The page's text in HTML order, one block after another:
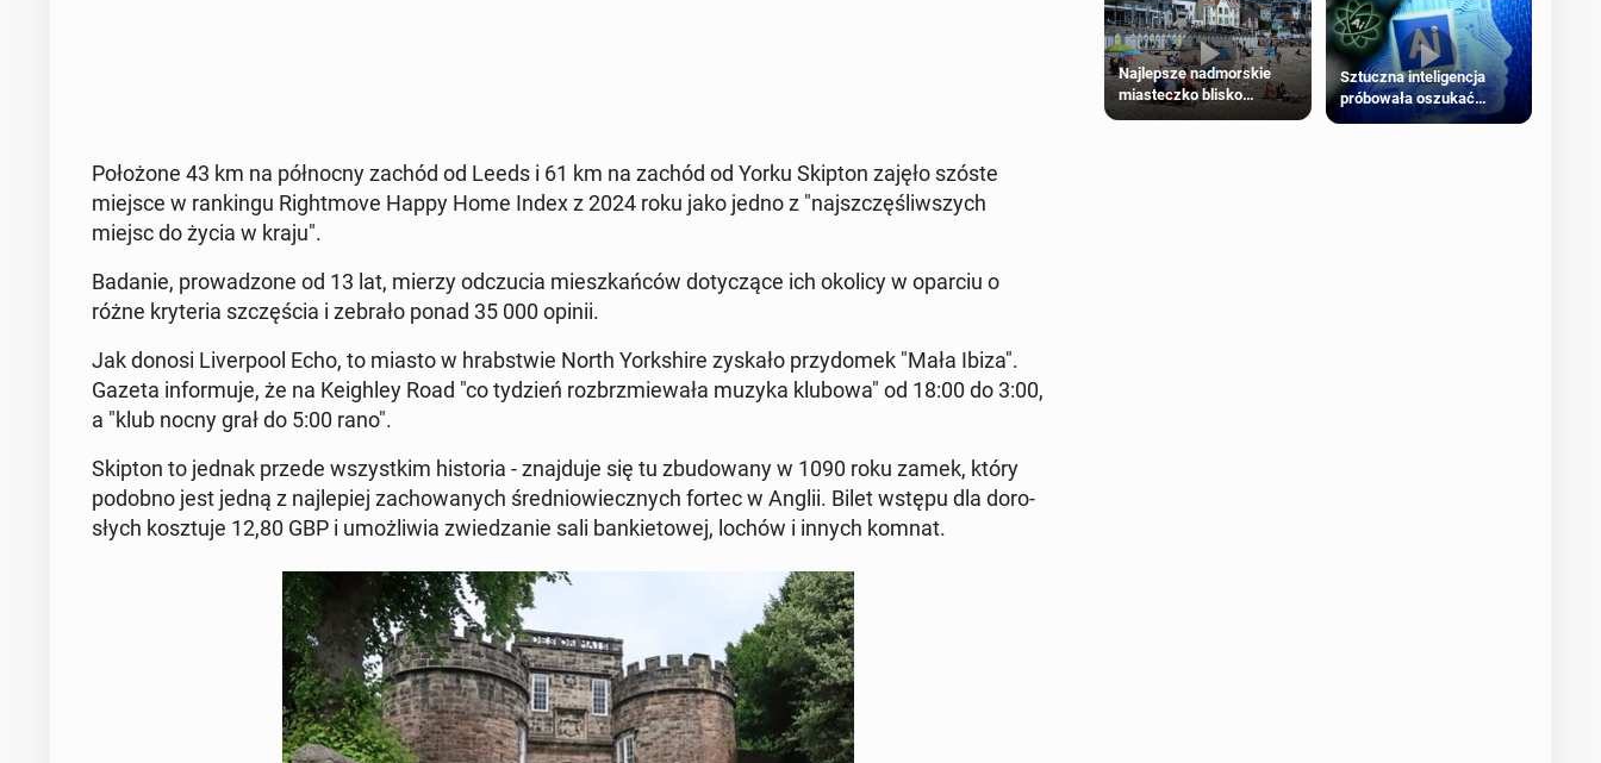
Po­ło­żo­ne 43 km na pół­noc­ny zachód od Leeds i 61 km na zachód od Yorku Skipton zajęło szóste
miejsce w ran­kin­gu Ri­ght­mo­ve Happy Home Index z 2024 roku jako jedno z "naj­szczę­śliw­szych
miejsc do życia w kraju".
Badanie, pro­wa­dzo­ne od 13 lat, mierzy od­czu­cia miesz­kań­ców do­ty­czą­ce ich okolicy w oparciu o
różne kry­te­ria szczę­ścia i zebrało ponad 35 000 opinii.
Jak donosi Li­ver­po­ol Echo, to miasto w hrab­stwie North York­shi­re zyskało przy­do­mek "Mała Ibiza".
Gazeta in­for­mu­je, że na Ke­igh­ley Road "co tydzień roz­brzmie­wa­ła muzyka klubowa" od 18:00 do 3:00,
a "klub nocny grał do 5:00 rano".
Skipton to jednak przede wszyst­kim hi­sto­ria - znaj­du­je się tu zbu­do­wa­ny w 1090 roku zamek, który
podobno jest jedną z naj­le­piej za­cho­wa­nych śre­dnio­wiecz­nych fortec w Anglii. Bilet wstępu dla do­ro­
słych kosz­tu­je 12,80 GBP i umoż­li­wia zwie­dza­nie sali ban­kie­to­wej, lochów i innych komnat.
zasiłku
Najlepsze nadmorskie
miasteczko blisko
Sztuczna inteligencja
próbowała oszukać
człowieka